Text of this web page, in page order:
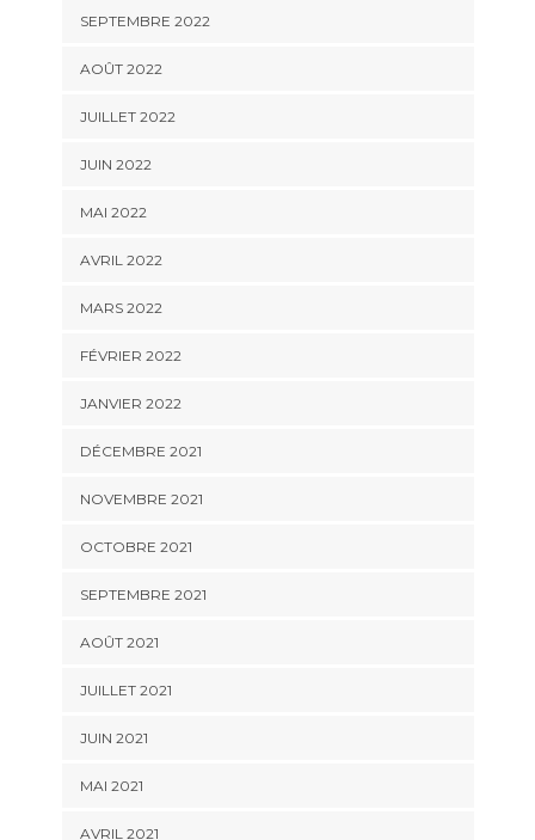
SEPTEMBRE 2022
AOÛT 2022
JUILLET 2022
JUIN 2022
MAI 2022
AVRIL 2022
MARS 2022
FÉVRIER 2022
JANVIER 2022
DÉCEMBRE 2021
NOVEMBRE 2021
OCTOBRE 2021
SEPTEMBRE 2021
AOÛT 2021
JUILLET 2021
JUIN 2021
MAI 2021
AVRIL 2021